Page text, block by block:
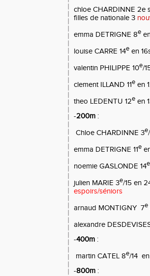
chloe CHARDINNE 2e
filles de nationale 3
emma DETRIGNE 8e
louise CARRE 14e en
valentin PHILIPPE 10e/
clement ILLAND 11e en
theo LEDENTU 12e en
-200m :
Chloe CHARDINNE 3e
emma DETRIGNE 11e
noemie GASLONDE 14e
julien MARIE 3e/15 en
espoirs/séniors
arnaud MONTIGNY 7e
alexandre
-400m :
martin CATEL 8e/14
-800m :